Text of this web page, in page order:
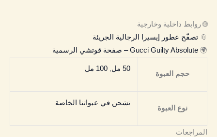
🌐 روابط داخلية وخارجية
📎 تصفّح عطور إيسيرا الرجالية الجريئة
🌍 Gucci Guilty Absolute – صفحة قوتشي الرسمية
حجم العبوة
50 مل , 100 مل
نوع العبوة
تشحن في عبواتنا الخاصة
المراجعات